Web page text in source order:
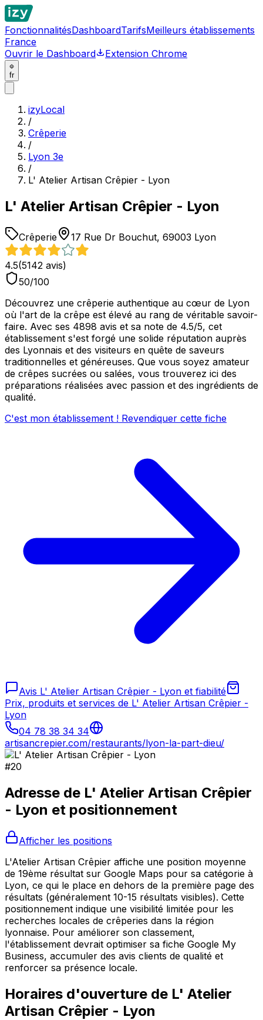
FonctionnalitésDashboardTarifsMeilleurs établissements
France
Ouvrir le Dashboard
Extension Chrome
fr
izyLocal
/
Crêperie
/
Lyon 3e
/
L' Atelier Artisan Crêpier - Lyon
L' Atelier Artisan Crêpier - Lyon
Crêperie 17 Rue Dr Bouchut, 69003 Lyon
4.5(5142 avis)
50/100
Découvrez une crêperie authentique au cœur de Lyon
où l'art de la crêpe est élevé au rang de véritable savoir-
faire. Avec ses 4898 avis et sa note de 4.5/5, cet
établissement s'est forgé une solide réputation auprès
des Lyonnais et des visiteurs en quête de saveurs
traditionnelles et généreuses. Que vous soyez amateur
de crêpes sucrées ou salées, vous trouverez ici des
préparations réalisées avec passion et des ingrédients de
qualité.
C'est mon établissement ! Revendiquer cette fiche
Avis L' Atelier Artisan Crêpier - Lyon et fiabilité
Prix, produits et services de L' Atelier Artisan Crêpier -
Lyon
04 78 38 34 34
artisancrepier.com/restaurants/lyon-la-part-dieu/
#20
Adresse de L' Atelier Artisan Crêpier
- Lyon et positionnement
Afficher les positions
L'Atelier Artisan Crêpier affiche une position moyenne
de 19ème résultat sur Google Maps pour sa catégorie à
Lyon, ce qui le place en dehors de la première page des
résultats (généralement 10-15 résultats visibles). Cette
positionnement indique une visibilité limitée pour les
recherches locales de crêperies dans la région
lyonnaise. Pour améliorer son classement,
l'établissement devrait optimiser sa fiche Google My
Business, accumuler des avis clients de qualité et
renforcer sa présence locale.
Horaires d'ouverture de L' Atelier
Artisan Crêpier - Lyon